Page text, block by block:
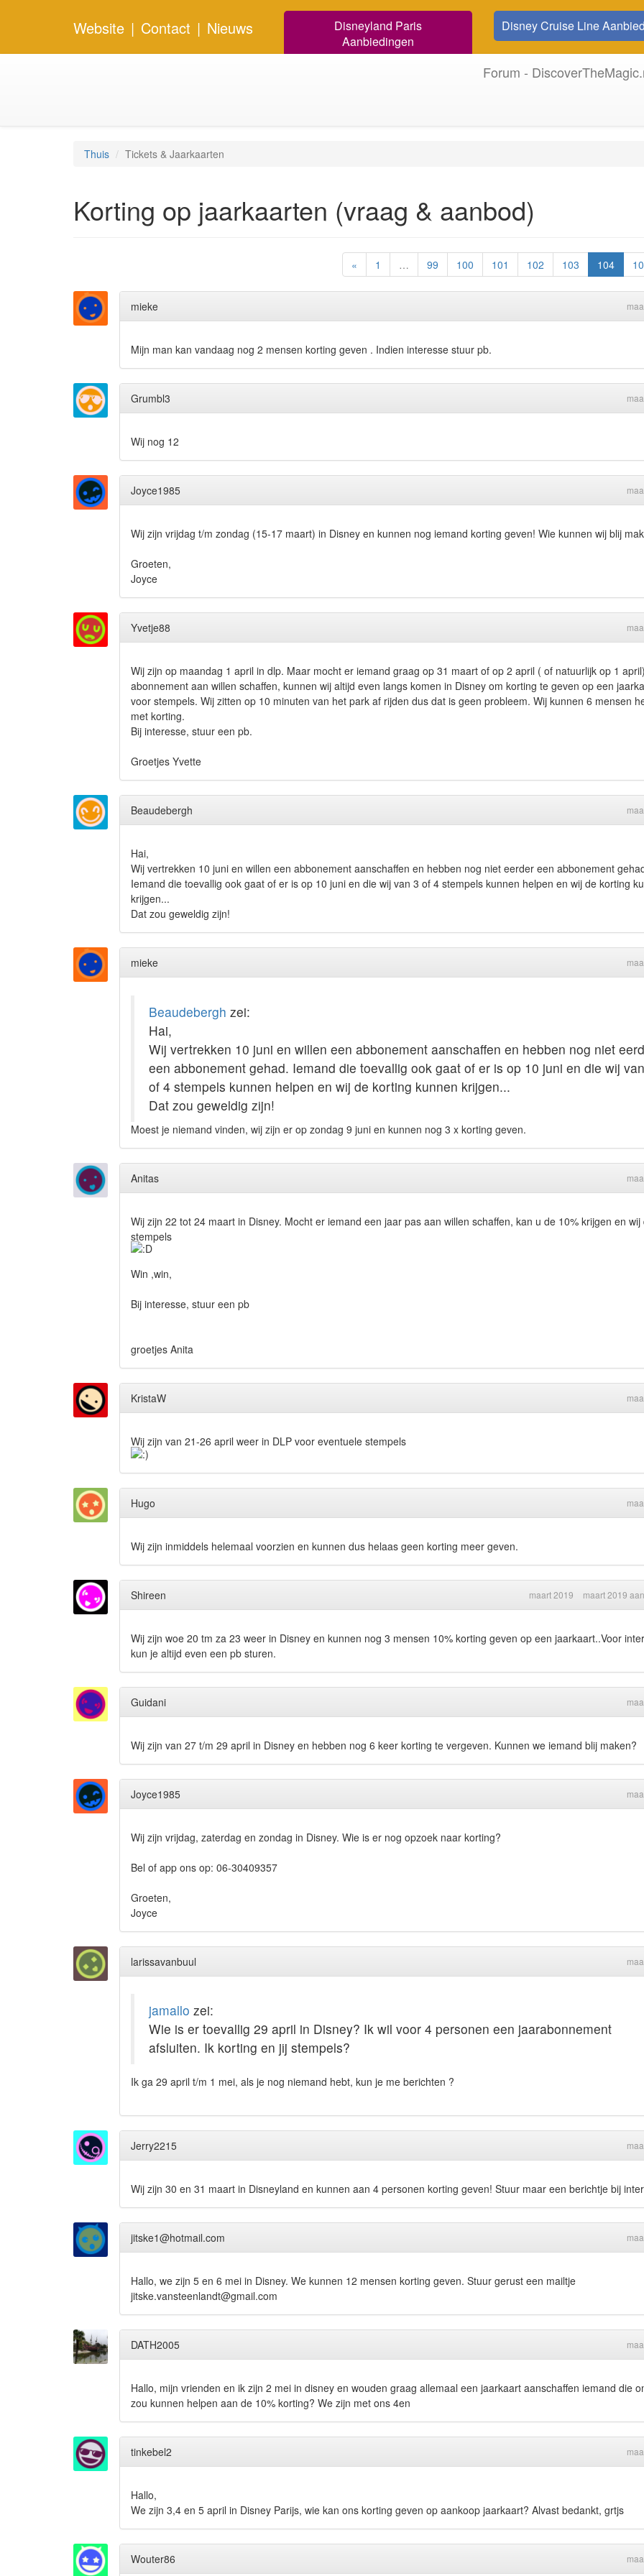
Website | Contact | Nieuws
Disneyland Paris
Aanbiedingen
Disney Cruise Line
Forum -
Thuis Tickets & Jaarkaarten
Korting op jaarkaarten (vraag & aanbod)
« 1 … 99 100 101 102 103 104
mieke
Mijn man kan vandaag nog 2 mensen korting geven . Indien interesse stuur pb.
Grumbl3
Wij nog 12
Joyce1985
Wij zijn vrijdag t/m zondag (15-17 maart) in Disney en kunnen nog iemand korting geven! Wie kunnen wij blij
Groeten,
Joyce
Yvetje88
Wij zijn op maandag 1 april in dlp. Maar mocht er iemand graag op 31 maart of op 2 april ( of natuurlijk op 1
abonnement aan willen schaffen, kunnen wij altijd even langs komen in Disney om korting te geven op een
voor stempels. Wij zitten op 10 minuten van het park af rijden dus dat is geen probleem. Wij kunnen 6 mensen
met korting.
Bij interesse, stuur een pb.
Groetjes Yvette
Beaudebergh
Hai,
Wij vertrekken 10 juni en willen een abbonement aanschaffen en hebben nog niet eerder een abbonement
Iemand die toevallig ook gaat of er is op 10 juni en die wij van 3 of 4 stempels kunnen helpen en wij de korting
krijgen...
Dat zou geweldig zijn!
mieke
Beaudebergh zei:
Hai,
Wij vertrekken 10 juni en willen een abbonement aanschaffen en hebben nog niet
een abbonement gehad. Iemand die toevallig ook gaat of er is op 10 juni en die wij
of 4 stempels kunnen helpen en wij de korting kunnen krijgen...
Dat zou geweldig zijn!
Moest je niemand vinden, wij zijn er op zondag 9 juni en kunnen nog 3 x korting geven.
Anitas
Wij zijn 22 tot 24 maart in Disney. Mocht er iemand een jaar pas aan willen schaffen, kan u de 10% krijgen en wij
stempels
Win ,win,
Bij interesse, stuur een pb
groetjes Anita
KristaW
Wij zijn van 21-26 april weer in DLP voor eventuele stempels
Hugo
Wij zijn inmiddels helemaal voorzien en kunnen dus helaas geen korting meer geven.
Shireen maart 2019 maart 2019
Wij zijn woe 20 tm za 23 weer in Disney en kunnen nog 3 mensen 10% korting geven op een jaarkaart..Voor
kun je altijd even een pb sturen.
Guidani
Wij zijn van 27 t/m 29 april in Disney en hebben nog 6 keer korting te vergeven. Kunnen we iemand blij maken?
Joyce1985
Wij zijn vrijdag, zaterdag en zondag in Disney. Wie is er nog opzoek naar korting?
Bel of app ons op: 06-30409357
Groeten,
Joyce
larissavanbuul
jamallo zei:
Wie is er toevallig 29 april in Disney? Ik wil voor 4 personen een jaarabonnement
afsluiten. Ik korting en jij stempels?
Ik ga 29 april t/m 1 mei, als je nog niemand hebt, kun je me berichten ?
Jerry2215
Wij zijn 30 en 31 maart in Disneyland en kunnen aan 4 personen korting geven! Stuur maar een berichtje bij
jitske1@hotmail.com
Hallo, we zijn 5 en 6 mei in Disney. We kunnen 12 mensen korting geven. Stuur gerust een mailtje
jitske.vansteenlandt@gmail.com
DATH2005
Hallo, mijn vrienden en ik zijn 2 mei in disney en wouden graag allemaal een jaarkaart aanschaffen iemand die
zou kunnen helpen aan de 10% korting? We zijn met ons 4en
tinkebel2
Hallo,
We zijn 3,4 en 5 april in Disney Parijs, wie kan ons korting geven op aankoop jaarkaart? Alvast bedankt, grtjs
Wouter86